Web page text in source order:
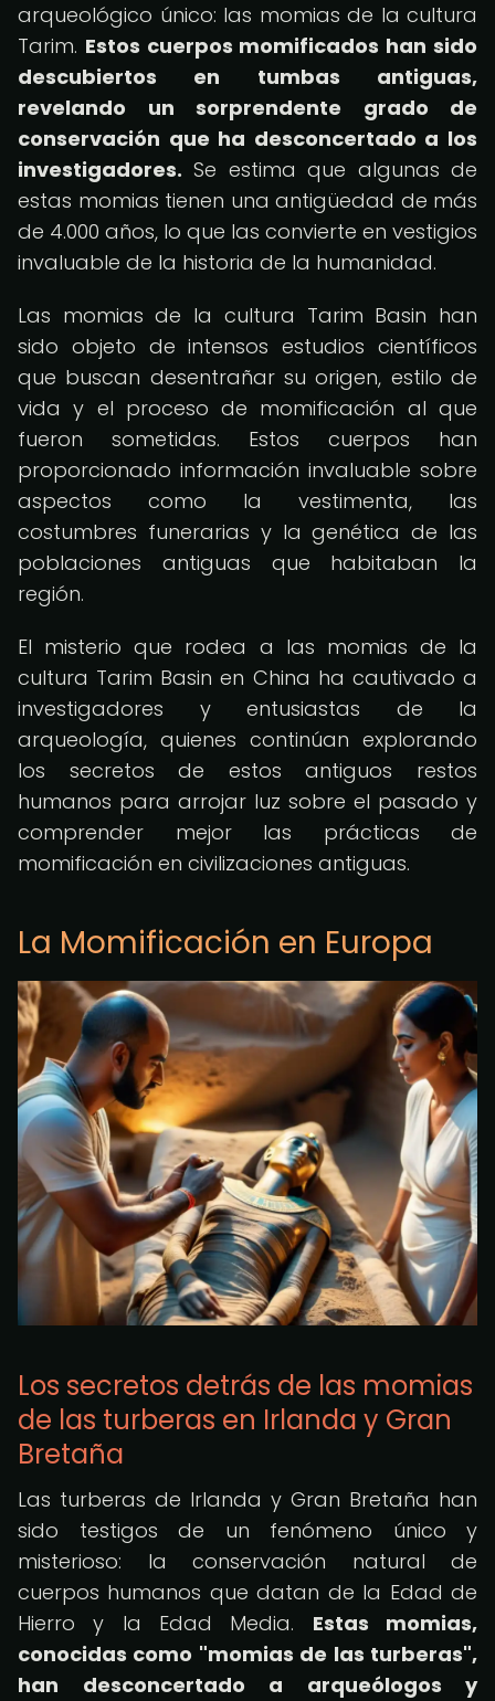
arqueológico único: las momias de la cultura
Tarim. Estos cuerpos momificados han sido
descubiertos en tumbas antiguas,
revelando un sorprendente grado de
conservación que ha desconcertado a los
investigadores. Se estima que algunas de
estas momias tienen una antigüedad de más
de 4.000 años, lo que las convierte en vestigios
invaluable de la historia de la humanidad.
Las momias de la cultura Tarim Basin han
sido objeto de intensos estudios científicos
que buscan desentrañar su origen, estilo de
vida y el proceso de momificación al que
fueron sometidas. Estos cuerpos han
proporcionado información invaluable sobre
aspectos como la vestimenta, las
costumbres funerarias y la genética de las
poblaciones antiguas que habitaban la
región.
El misterio que rodea a las momias de la
cultura Tarim Basin en China ha cautivado a
investigadores y entusiastas de la
arqueología, quienes continúan explorando
los secretos de estos antiguos restos
humanos para arrojar luz sobre el pasado y
comprender mejor las prácticas de
momificación en civilizaciones antiguas.
La Momificación en Europa
Los secretos detrás de las momias
de las turberas en Irlanda y Gran
Bretaña
Las turberas de Irlanda y Gran Bretaña han
sido testigos de un fenómeno único y
misterioso: la conservación natural de
cuerpos humanos que datan de la Edad de
Hierro y la Edad Media. Estas momias,
conocidas como "momias de las turberas",
han desconcertado a arqueólogos y